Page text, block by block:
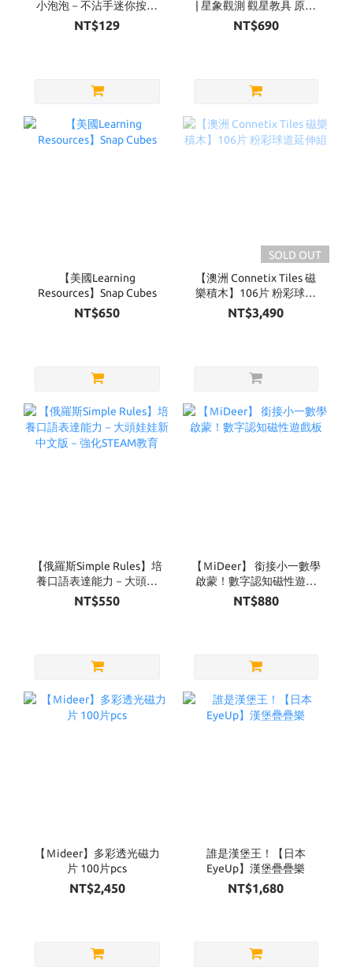
小泡泡－不沾手迷你按壓
泡泡（四款可選）
NT$129
| 星象觀測 觀星教具 原木
款
NT$690
【美國Learning
Resources】Snap Cubes
NT$650
SOLD OUT
【澳洲 Connetix Tiles 磁
樂積木】106片 粉彩球道
延伸組
NT$3,490
【俄羅斯Simple Rules】培
養口語表達能力－大頭娃
娃新中文版－強化STEAM
教育
NT$550
【ＭiDeer】 銜接小一數學
啟蒙！數字認知磁性遊戲
板
NT$880
【Ｍideer】多彩透光磁力
片 100片pcs
NT$2,450
誰是漢堡王！【日本
EyeUp】漢堡疊疊樂
NT$1,680